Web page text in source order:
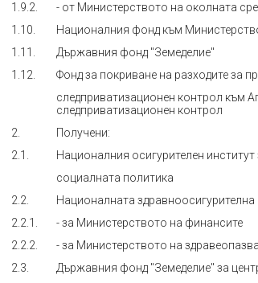
1.9.2.
- от Министерството на околната
1.10.
Националния фонд към
1.11.
Държавния фонд "Земеделие"
1.12.
Фонд за покриване на разходите за
следприватизационен контрол към
следприватизационен контрол
2.
Получени:
2.1.
Националния осигурителен
социалната политика
2.2.
Националната здравноосигурителна
2.2.1.
- за Министерството на финансите
2.2.2.
- за Министерството на
2.3.
Държавния фонд "Земеделие" за